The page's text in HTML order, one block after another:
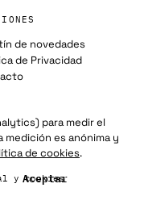
de novedades
de Privacidad
y cookies
para medir el
es anónima y
de cookies.
Aceptar